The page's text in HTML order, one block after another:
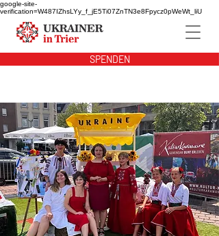
google-site-
verification=W487IZhsLYy_f_jE5Ti07ZnTN3e8Fpycz0pWeWt_liU
SPENDEN